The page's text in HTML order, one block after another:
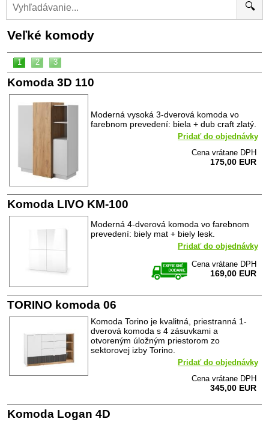
🔍
Veľké komody
1 2 3
Komoda 3D 110
Moderná vysoká 3-dverová komoda vo
farebnom prevedení: biela + dub craft zlatý.
Pridať do objednávky
Cena vrátane DPH
175,00 EUR
Komoda LIVO KM-100
Moderná 4-dverová komoda vo farebnom
prevedení: biely mat + biely lesk.
Pridať do objednávky
Cena vrátane DPH
169,00 EUR
TORINO komoda 06
Komoda Torino je kvalitná, priestranná 1-
dverová komoda s 4 zásuvkami a
otvoreným úložným priestorom zo
sektorovej izby Torino.
Pridať do objednávky
Cena vrátane DPH
345,00 EUR
Komoda Logan 4D